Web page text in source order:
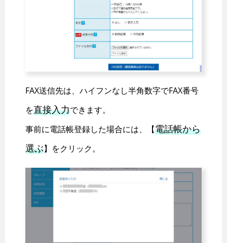
FAX送信先は、ハイフンなし半角数字でFAX番号
を直接入力できます。
事前に電話帳登録した場合には、【電話帳から
選ぶ】をクリック。